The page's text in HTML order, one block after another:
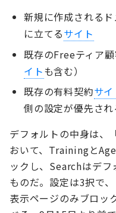
新規に作成される
に立てるサイト
既存のFreeティア
イトも含む）
既存の有料契約サイ
側の設定が優先され
デフォルトの中身は、
おいて、Trainingと
ックし、Searchはデ
ものだ。設定は3択で
表示ページのみブロッ